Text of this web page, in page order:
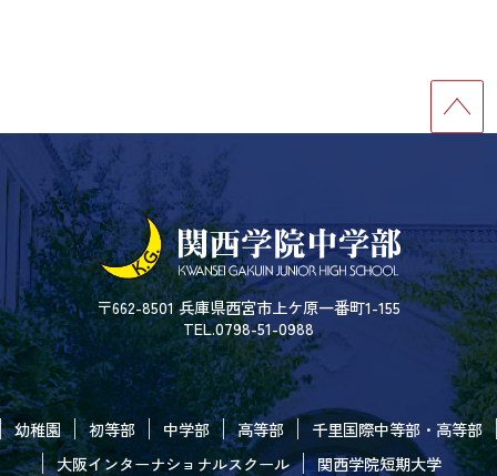
〒662-8501 兵庫県西宮市上ケ原一番町1-155
TEL.0798-51-0988
幼稚園 初等部 中学部 高等部
千里国際中等部・高等部
大阪インターナショナルスクール
関西学院短期大学